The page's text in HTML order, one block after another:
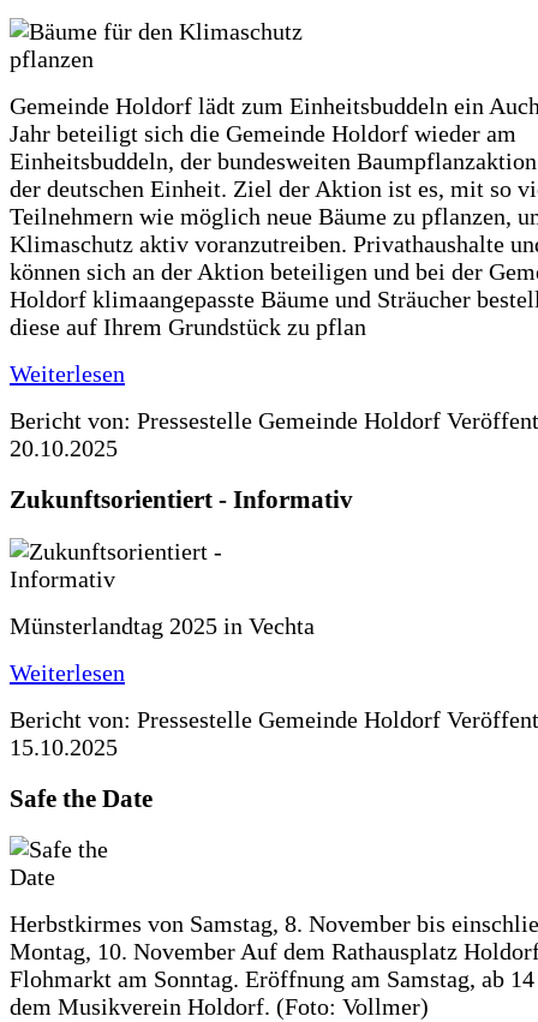
Gemeinde Holdorf lädt zum Einheitsbuddeln ein
Jahr beteiligt sich die Gemeinde Holdorf wieder am
Einheitsbuddeln, der bundesweiten
der deutschen Einheit. Ziel der Aktion ist es, mit so
Teilnehmern wie möglich neue Bäume zu pflanzen,
Klimaschutz aktiv voranzutreiben. Privathaushalte
können sich an der Aktion beteiligen und bei der
Holdorf klimaangepasste Bäume und Sträucher
diese auf Ihrem Grundstück zu pflan
Weiterlesen
Bericht von: Pressestelle Gemeinde Holdorf
20.10.2025
Zukunftsorientiert - Informativ
Münsterlandtag 2025 in Vechta
Weiterlesen
Bericht von: Pressestelle Gemeinde Holdorf
15.10.2025
Safe the Date
Herbstkirmes von Samstag, 8. November bis
Montag, 10. November Auf dem Rathausplatz
Flohmarkt am Sonntag. Eröffnung am Samstag, ab
dem Musikverein Holdorf. (Foto: Vollmer)